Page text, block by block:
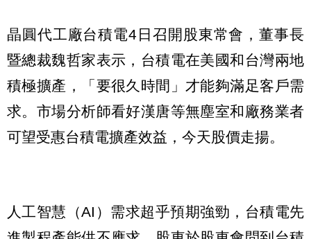
晶圓代工廠台積電4日召開股東常會，董事長
暨總裁魏哲家表示，台積電在美國和台灣兩地
積極擴產，「要很久時間」才能夠滿足客戶需
求。市場分析師看好漢唐等無塵室和廠務業者
可望受惠台積電擴產效益，今天股價走揚。
人工智慧（AI）需求超乎預期強勁，台積電先